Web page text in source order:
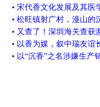
• 宋代香文化发展及其医
• 松旺镇射广村，漫山的
• 又查了！深圳海关查获
• 以香为媒，叙中瑞友谊
• 以“沉香”之名涉嫌生产